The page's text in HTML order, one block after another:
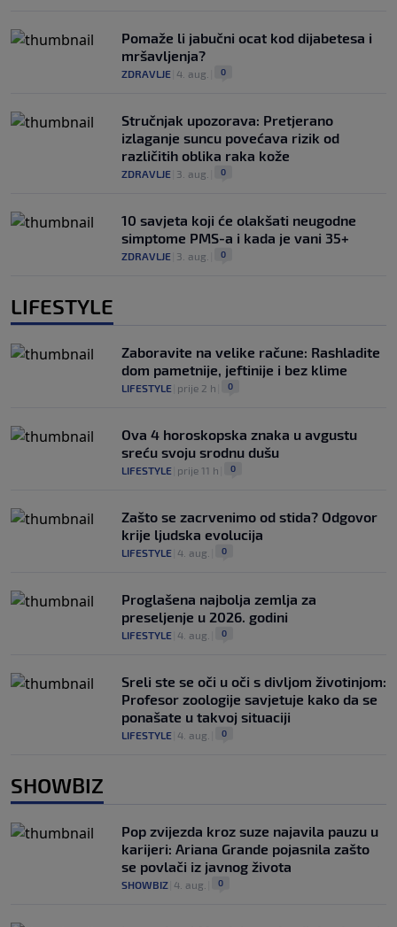
Pomaže li jabučni ocat kod dijabetesa i
mršavljenja?
ZDRAVLJE 4. aug. 0
Stručnjak upozorava: Pretjerano
izlaganje suncu povećava rizik od
različitih oblika raka kože
ZDRAVLJE 3. aug. 0
10 savjeta koji će olakšati neugodne
simptome PMS-a i kada je vani 35+
ZDRAVLJE 3. aug. 0
LIFESTYLE
Zaboravite na velike račune: Rashladite
dom pametnije, jeftinije i bez klime
LIFESTYLE prije 2 h 0
Ova 4 horoskopska znaka u avgustu
sreću svoju srodnu dušu
LIFESTYLE prije 11 h 0
Zašto se zacrvenimo od stida? Odgovor
krije ljudska evolucija
LIFESTYLE 4. aug. 0
Proglašena najbolja zemlja za
preseljenje u 2026. godini
LIFESTYLE 4. aug. 0
Sreli ste se oči u oči s divljom životinjom:
Profesor zoologije savjetuje kako da se
ponašate u takvoj situaciji
LIFESTYLE 4. aug. 0
SHOWBIZ
Pop zvijezda kroz suze najavila pauzu u
karijeri: Ariana Grande pojasnila zašto
se povlači iz javnog života
SHOWBIZ 4. aug. 0